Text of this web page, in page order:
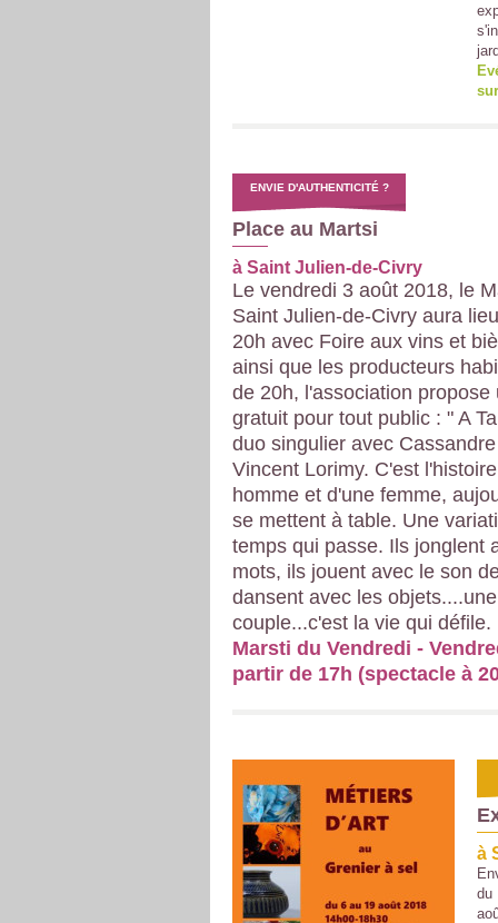
ENVIE D'AUTHENTICITÉ ?
Place au Martsi
à Saint Julien-de-Civry
Le vendredi 3 août 2018, le
Saint Julien-de-Civry aura
20h avec Foire aux vins et
ainsi que les producteurs
de 20h, l'association propose
gratuit pour tout public : " A
duo singulier avec
Vincent Lorimy. C'est
homme et d'une femme,
se mettent à table. Une
temps qui passe. Ils jonglent
mots, ils jouent avec le son
dansent avec les objets.
couple...c'est la vie qui défile.
Marsti du Vendredi -
partir de 17h (spectacle à
à
du